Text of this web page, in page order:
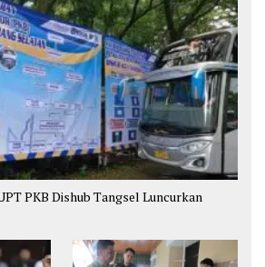
PKB Dishub Tangsel Luncurkan